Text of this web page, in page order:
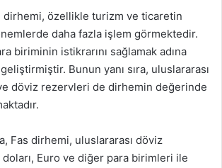
dirhemi, özellikle turizm ve ticaretin
daha fazla işlem görmektedir.
biriminin istikrarını sağlamak adına
Bunun yanı sıra, uluslararası
döviz rezervleri de dirhemin değerinde
Fas dirhemi, uluslararası döviz
doları, Euro ve diğer para birimleri ile